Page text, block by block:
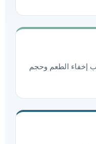
إخفاء الطعم وحجم